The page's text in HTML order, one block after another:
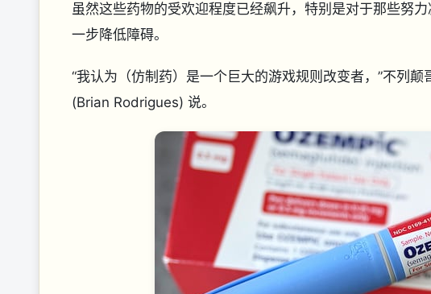
虽然这些药物的受欢迎程度已经飙升，特别是对于那些努
一步降低障碍。
“我认为（仿制药）是一个巨大的游戏规则改变者，”不列
(Brian Rodrigues) 说。